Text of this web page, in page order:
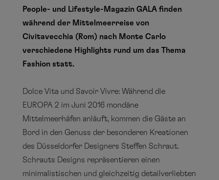
People- und Lifestyle-Magazin GALA finden
während der Mittelmeerreise von
Civitavecchia (Rom) nach Monte Carlo
verschiedene Highlights rund um das Thema
Fashion statt.
Dolce Vita und Savoir Vivre: Während die
EUROPA 2 im Juni 2016 mondäne
Mittelmeerhäfen anläuft, kommen die Gäste an
Bord in den Genuss der besonderen Kreationen
des Düsseldorfer Designers Steffen Schraut.
Schrauts Designs repräsentieren einen
minimalistischen und gleichzeitig detailverliebten